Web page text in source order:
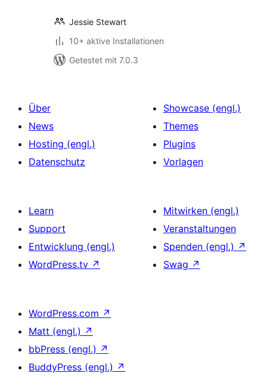
Jessie Stewart
10+ aktive Installationen
Getestet mit 7.0.3
Über
News
Hosting (engl.)
Datenschutz
Showcase (engl.)
Themes
Plugins
Vorlagen
Learn
Support
Entwicklung (engl.)
WordPress.tv ↗
Mitwirken (engl.)
Veranstaltungen
Spenden (engl.) ↗
Swag ↗
WordPress.com ↗
Matt (engl.) ↗
bbPress (engl.) ↗
BuddyPress (engl.) ↗